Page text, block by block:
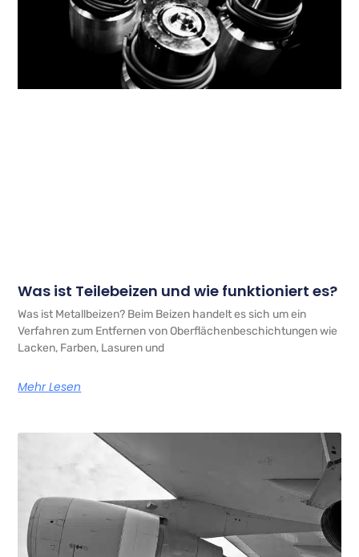
Was ist Teilebeizen und wie funktioniert es?
Was ist Metallbeizen? Beim Beizen handelt es sich um ein
Verfahren zum Entfernen von Oberflächenbeschichtungen wie
Lacken, Farben, Lasuren und
Mehr Lesen